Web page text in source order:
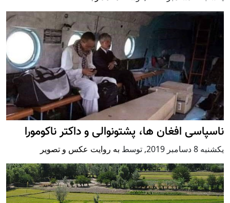
ناسپاسی افغان ها، پشتونوالی و داکتر ناکومورا
يكشنبه 8 دسامبر 2019 , توسط به روایت عکس و تصویر